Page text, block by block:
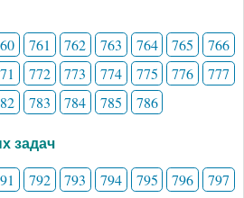
761 762 763 764 765
766
772 773 774 775 776
777
783 784 785 786
задач
792 793 794 795 796
797